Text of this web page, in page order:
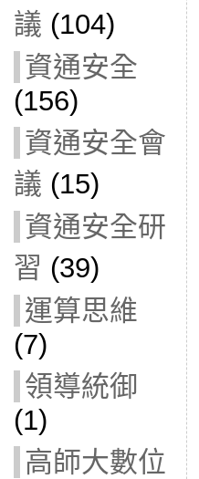
議 (104)
資通安全
(156)
資通安全會
議 (15)
資通安全研
習 (39)
運算思維
(7)
領導統御
(1)
高師大數位